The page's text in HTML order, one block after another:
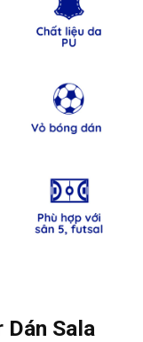
Dán Sala